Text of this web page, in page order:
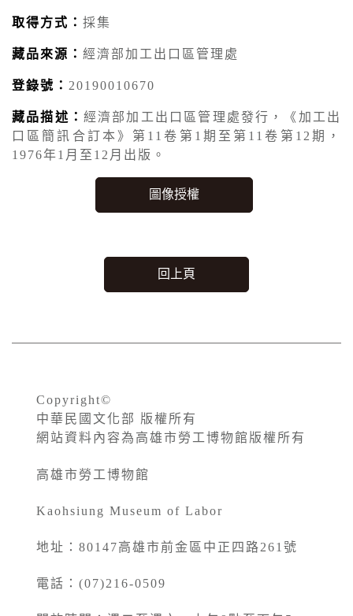
取得方式： 採集
藏品來源： 經濟部加工出口區管理處
登錄號： 20190010670
藏品描述： 經濟部加工出口區管理處發行，《加工出
口區簡訊合訂本》第11卷第1期至第11卷第12期，
1976年1月至12月出版。
回上頁
Copyright©
中華民國文化部 版權所有
網站資料內容為高雄市勞工博物館版權所有
高雄市勞工博物館
Kaohsiung Museum of Labor
地址：80147高雄市前金區中正四路261號
電話：(07)216-0509